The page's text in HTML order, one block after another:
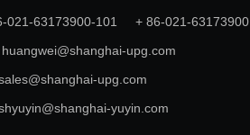
021-63173900-101 + 86-021-63173900
huangwei@shanghai-upg.com
upg.com
yuyin.com